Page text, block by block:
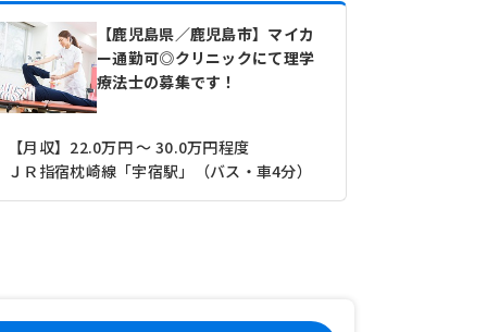
【鹿児島県／鹿児島市】マイカ
ー通勤可◎クリニックにて理学
療法士の募集です！
【月収】22.0万円 ～ 30.0万円程度
ＪＲ指宿枕崎線「宇宿駅」（バス・車4分）